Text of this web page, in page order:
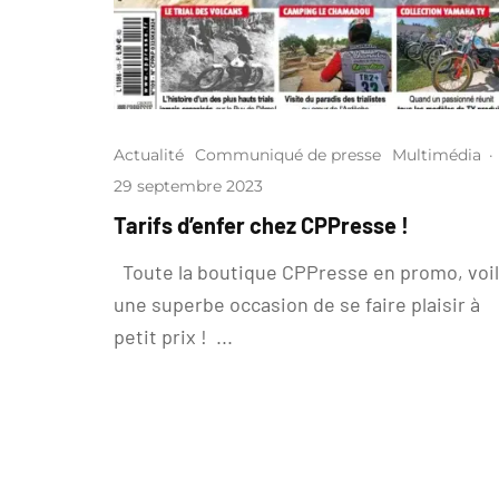
Actualité Communiqué de presse Multimédia ·
29 septembre 2023
Tarifs d’enfer chez CPPresse !
Toute la boutique CPPresse en promo,
une superbe occasion de se faire plaisir à
petit prix ! ...